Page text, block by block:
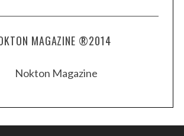
MAGAZINE ®2014